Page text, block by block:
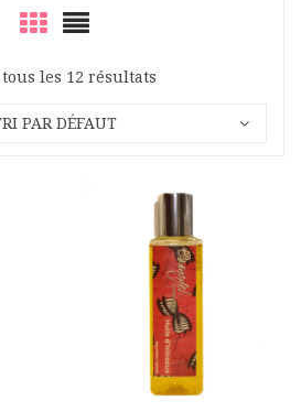
les 12 résultats
PAR DÉFAUT